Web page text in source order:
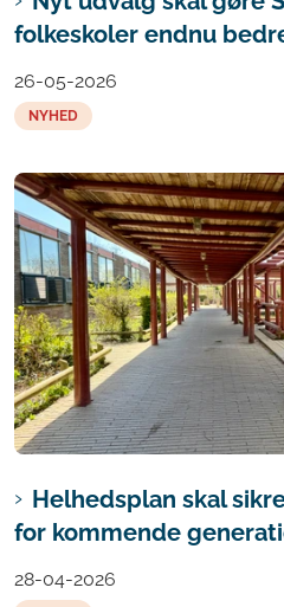
folkeskoler endnu
26-05-2026
NYHED
Helhedsplan skal
for kommende
28-04-2026